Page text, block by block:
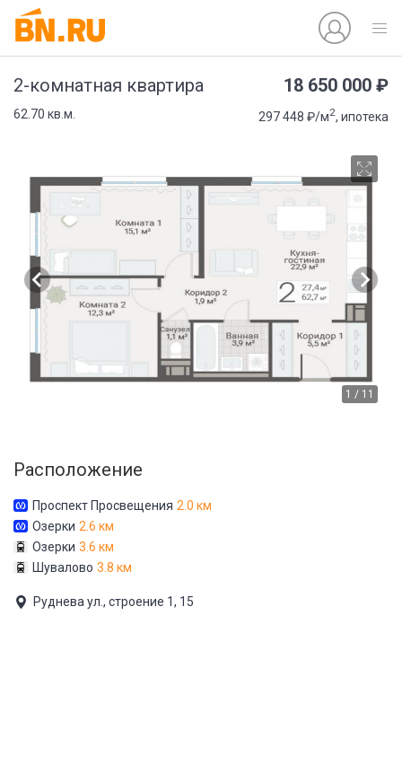
2-комнатная квартира 18 650 000 ₽
62.70 кв.м. 297 448 ₽/м2, ипотека
1 / 11
Расположение
Проспект Просвещения 2.0 км
Озерки 2.6 км
Озерки 3.6 км
Шувалово 3.8 км
Руднева ул., строение 1, 15